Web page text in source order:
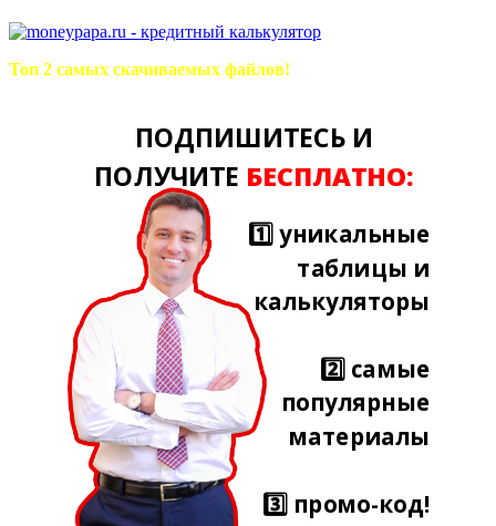
Топ 2 самых скачиваемых файлов!
ПОДПИШИТЕСЬ И
ПОЛУЧИТЕ БЕСПЛАТНО:
1️⃣ уникальные
таблицы и
калькуляторы
2️⃣ самые
популярные
материалы
3️⃣ промо-код!